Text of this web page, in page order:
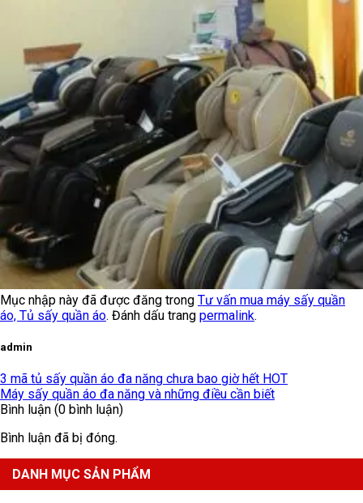
Mục nhập này đã được đăng trong Tư vấn mua máy sấy quần
áo, Tủ sấy quần áo. Đánh dấu trang permalink.
admin
3 mã tủ sấy quần áo đa năng chưa bao giờ hết HOT
Máy sấy quần áo đa năng và những điều cần biết
Bình luận (0 bình luận)
Bình luận đã bị đóng.
DANH MỤC SẢN PHẨM